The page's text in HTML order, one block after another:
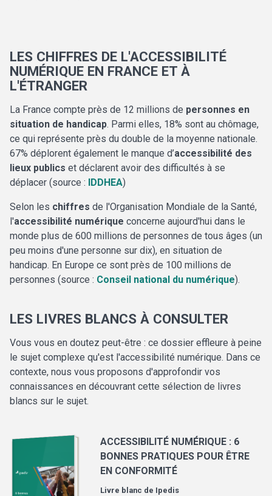
LES CHIFFRES DE L'ACCESSIBILITÉ
NUMÉRIQUE EN FRANCE ET À
L'ÉTRANGER
La France compte près de 12 millions de personnes en
situation de handicap. Parmi elles, 18% sont au chômage,
ce qui représente près du double de la moyenne nationale.
67% déplorent également le manque d’accessibilité des
lieux publics et déclarent avoir des difficultés à se
déplacer (source :
IDDHEA)
Selon les chiffres de l'Organisation Mondiale de la Santé,
l'accessibilité numérique concerne aujourd'hui dans le
monde plus de 600 millions de personnes de tous âges (un
peu moins d'une personne sur dix), en situation de
handicap. En Europe ce sont près de 100 millions de
personnes (source : Conseil national du numérique).
LES LIVRES BLANCS À CONSULTER
Vous vous en doutez peut-être : ce dossier effleure à peine
le sujet complexe qu'est l'accessibilité numérique. Dans ce
contexte, nous vous proposons d'approfondir vos
connaissances en découvrant cette sélection de livres
blancs sur le sujet.
ACCESSIBILITÉ NUMÉRIQUE : 6
BONNES PRATIQUES POUR ÊTRE
EN CONFORMITÉ
Livre blanc de Ipedis